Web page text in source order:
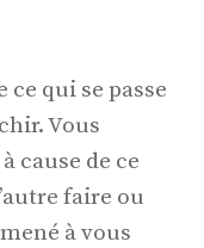
qui se passe
Vous
cause de ce
faire ou
à vous